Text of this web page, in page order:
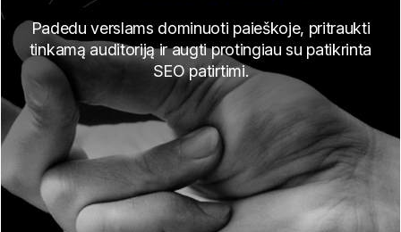
Padedu verslams dominuoti paieškoje, pritraukti
tinkamą auditoriją ir augti protingiau su patikrinta
SEO patirtimi.